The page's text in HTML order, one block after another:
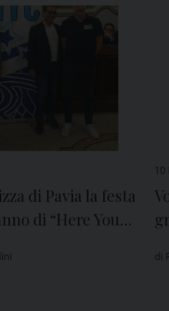
di Pavia la festa
di “Here You
10
di